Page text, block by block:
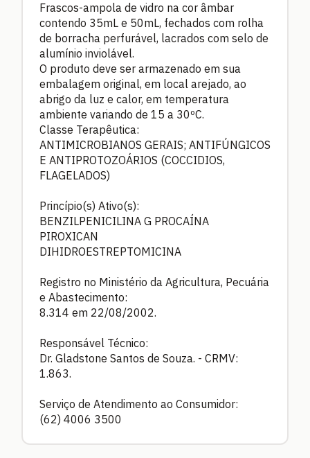
Frascos-ampola de vidro na cor âmbar
contendo 35mL e 50mL, fechados com rolha
de borracha perfurável, lacrados com selo de
alumínio inviolável.
O produto deve ser armazenado em sua
embalagem original, em local arejado, ao
abrigo da luz e calor, em temperatura
ambiente variando de 15 a 30ºC.
Classe Terapêutica:
ANTIMICROBIANOS GERAIS; ANTIFÚNGICOS
E ANTIPROTOZOÁRIOS (COCCIDIOS,
FLAGELADOS)
Princípio(s) Ativo(s):
BENZILPENICILINA G PROCAÍNA
PIROXICAN
DIHIDROESTREPTOMICINA
Registro no Ministério da Agricultura, Pecuária
e Abastecimento:
8.314 em 22/08/2002.
Responsável Técnico:
Dr. Gladstone Santos de Souza. - CRMV:
1.863.
Serviço de Atendimento ao Consumidor:
(62) 4006 3500